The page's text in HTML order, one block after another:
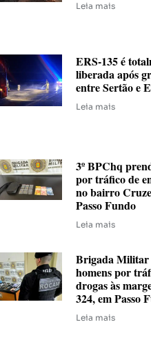
Leia mais
ERS-135 é
liberada após
entre Sertão e
Leia mais
3º BPChq
por tráfico de
no bairro
Passo Fundo
Leia mais
Brigada Militar
homens por
drogas às
324, em Passo
Leia mais